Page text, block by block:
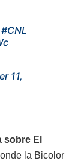
#CNL
11,
El
la Bicolor